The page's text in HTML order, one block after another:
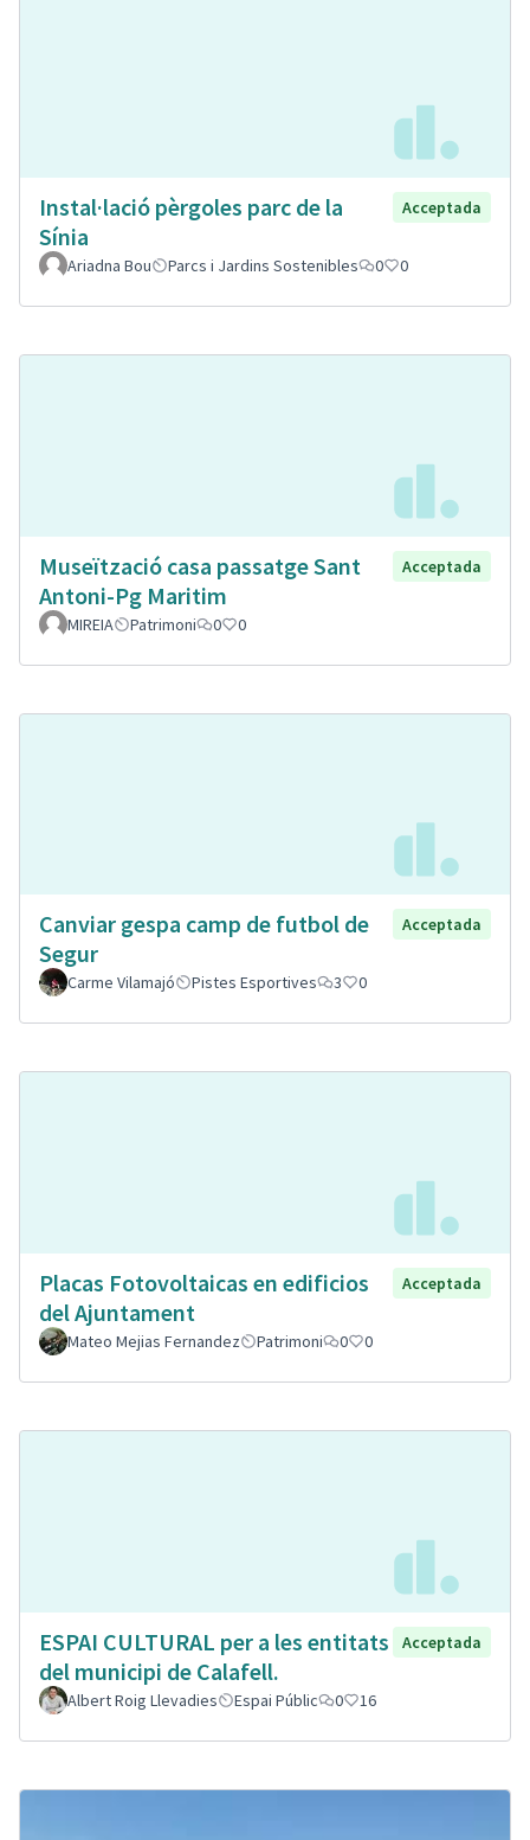
Instal·lació pèrgoles parc de la
Sínia
Acceptada
Ariadna Bou Parcs i Jardins Sostenibles 0 0
Museïtzació casa passatge Sant
Antoni-Pg Maritim
Acceptada
MIREIA Patrimoni 0 0
Canviar gespa camp de futbol de
Segur
Acceptada
Carme Vilamajó Pistes Esportives 3 0
Placas Fotovoltaicas en edificios
del Ajuntament
Acceptada
Mateo Mejias Fernandez Patrimoni 0 0
ESPAI CULTURAL per a les entitats
del municipi de Calafell.
Acceptada
Albert Roig Llevadies Espai Públic 0 16